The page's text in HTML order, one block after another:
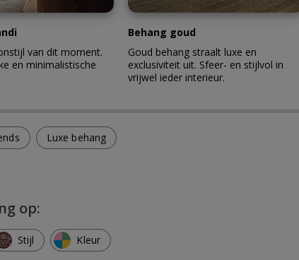
van dit moment.
en minimalistische
Behang goud
Goud behang straalt luxe en
exclusiviteit uit. Sfeer- en stijlvol in
vrijwel ieder interieur.
Luxe behang
op:
Stijl Kleur